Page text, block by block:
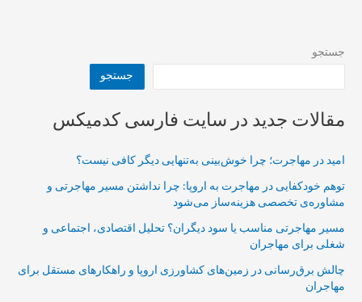
جستجو
جستجو
مقالات جدید در سایت فارسی کدمیکس
امید در مهاجرت؛ چرا خوش‌بینی به‌تنهایی دیگر کافی نیست؟
توهم خودکفایی در مهاجرت به اروپا: چرا نداشتن مسیر مهاجرتی و
مشاوره‌ی تخصصی هزینه‌ساز می‌شود
مسیر مهاجرتی مناسب یا سود دیگران؟ تحلیل اقتصادی، اجتماعی و
شغلی برای مهاجران
چالش برق‌رسانی در زمین‌های کشاورزی اروپا و راهکارهای مستقل برای
مهاجران